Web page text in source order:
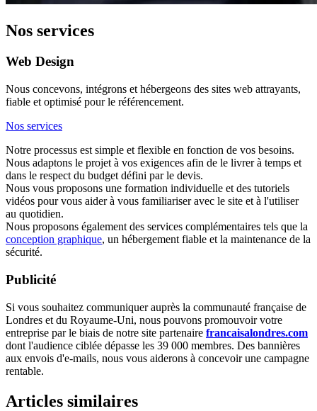
Nos services
Web Design
Nous concevons, intégrons et hébergeons des sites web attrayants,
fiable et optimisé pour le référencement.
Nos services
Notre processus est simple et flexible en fonction de vos besoins.
Nous adaptons le projet à vos exigences afin de le livrer à temps et
dans le respect du budget défini par le devis.
Nous vous proposons une formation individuelle et des tutoriels
vidéos pour vous aider à vous familiariser avec le site et à l'utiliser
au quotidien.
Nous proposons également des services complémentaires tels que la
conception graphique, un hébergement fiable et la maintenance de la
sécurité.
Publicité
Si vous souhaitez communiquer auprès la communauté française de
Londres et du Royaume-Uni, nous pouvons promouvoir votre
entreprise par le biais de notre site partenaire francaisalondres.com
dont l'audience ciblée dépasse les 39 000 membres. Des bannières
aux envois d'e-mails, nous vous aiderons à concevoir une campagne
rentable.
Articles similaires